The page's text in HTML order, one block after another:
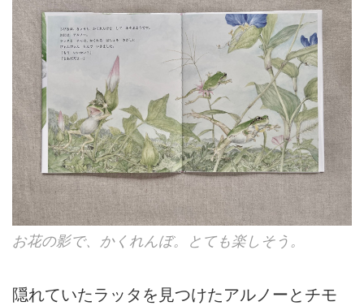
お花の影で、かくれんぼ。とても楽しそう。
隠れていたラッタを見つけたアルノーとチモ